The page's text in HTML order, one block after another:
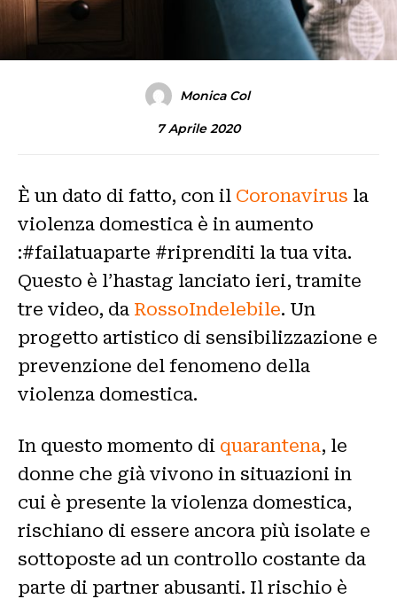
Monica Col
7 Aprile 2020
È un dato di fatto, con il Coronavirus la
violenza domestica è in aumento
:#failatuaparte #riprenditi la tua vita.
Questo è l’hastag lanciato ieri, tramite
tre video, da RossoIndelebile. Un
progetto artistico di sensibilizzazione e
prevenzione del fenomeno della
violenza domestica.
In questo momento di quarantena, le
donne che già vivono in situazioni in
cui è presente la violenza domestica,
rischiano di essere ancora più isolate e
sottoposte ad un controllo costante da
parte di partner abusanti. Il rischio è